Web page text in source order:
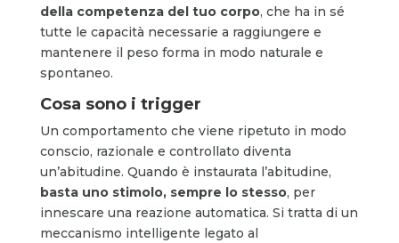
della competenza del tuo corpo, che ha in sé
tutte le capacità necessarie a raggiungere e
mantenere il peso forma in modo naturale e
spontaneo.
Cosa sono i trigger
Un comportamento che viene ripetuto in modo
conscio, razionale e controllato diventa
un’abitudine. Quando è instaurata l’abitudine,
basta uno stimolo, sempre lo stesso, per
innescare una reazione automatica. Si tratta di un
meccanismo intelligente legato al